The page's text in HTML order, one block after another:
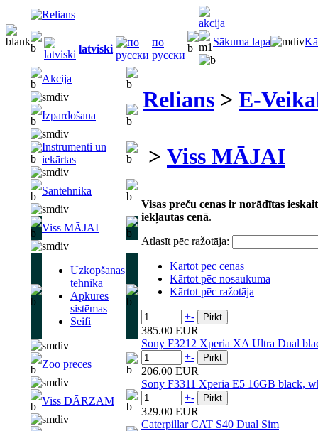
latviski
по
русски
Sākuma lapa
Akcija
Izpardošana
Instrumenti un
iekārtas
Santehnika
Viss MĀJAI
Uzkopšanas
tehnika
Apkures
sistēmas
Seifi
Zoo preces
Viss DĀRZAM
Relians > E-
> Viss MĀJAI
Visas preču cenas ir norādītas
iekļautas cenā.
Atlasīt pēc ražotāja:
Kārtot pēc cenas
Kārtot pēc nosaukuma
Kārtot pēc ražotāja
+-
385.00 EUR
Sony F3212 Xperia XA Ultra Dual
+-
206.00 EUR
Sony F3311 Xperia E5 16GB black,
+-
329.00 EUR
Caterpillar CAT S40 Dual Sim